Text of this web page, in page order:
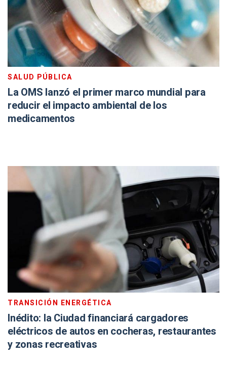
SALUD PÚBLICA
La OMS lanzó el primer marco mundial para
reducir el impacto ambiental de los
medicamentos
TRANSICIÓN ENERGÉTICA
Inédito: la Ciudad financiará cargadores
eléctricos de autos en cocheras, restaurantes
y zonas recreativas